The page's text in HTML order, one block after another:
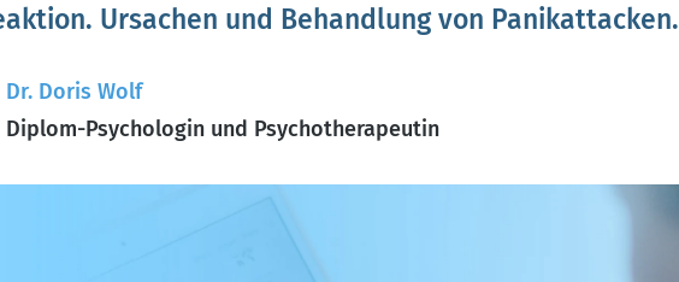
Ursachen und Behandlung von Panikattacken.
Dr. Doris Wolf
Diplom-Psychologin und Psychotherapeutin